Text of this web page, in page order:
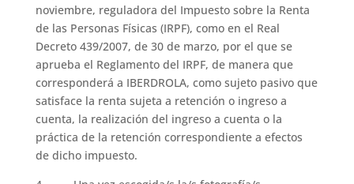
noviembre, reguladora del Impuesto sobre la Renta
de las Personas Físicas (IRPF), como en el Real
Decreto 439/2007, de 30 de marzo, por el que se
aprueba el Reglamento del IRPF, de manera que
corresponderá a IBERDROLA, como sujeto pasivo que
satisface la renta sujeta a retención o ingreso a
cuenta, la realización del ingreso a cuenta o la
práctica de la retención correspondiente a efectos
de dicho impuesto.